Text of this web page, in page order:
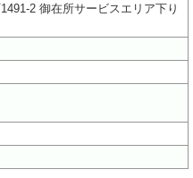
2 御在所サービスエリア下り